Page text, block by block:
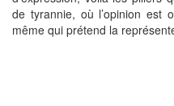
de tyrannie, où l’opinion est
même qui prétend la